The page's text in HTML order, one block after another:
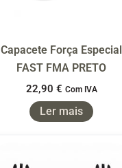
Capacete Força Especial
FAST FMA PRETO
22,90 € Com IVA
Ler mais